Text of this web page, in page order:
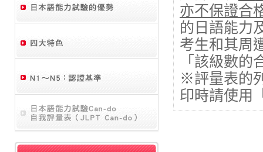
亦不保證合
的日語能力
考生和其周
「該級數
※評量表的
印時請使用